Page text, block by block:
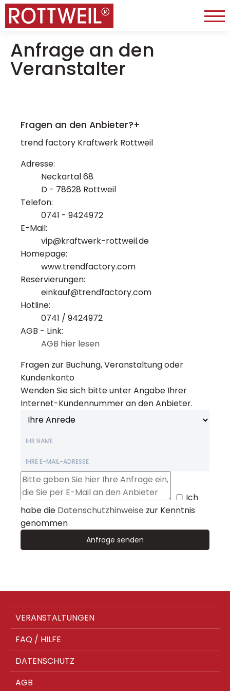
Anfrage an den
Veranstalter
Fragen an den Anbieter?+
trend factory Kraftwerk Rottweil
Adresse:
Neckartal 68
D - 78628 Rottweil
Telefon:
0741 - 9424972
E-Mail:
vip@kraftwerk-rottweil.de
Homepage:
www.trendfactory.com
Reservierungen:
einkauf@trendfactory.com
Hotline:
0741 / 9424972
AGB - Link:
AGB hier lesen
Fragen zur Buchung, Veranstaltung oder
Kundenkonto
Wenden Sie sich bitte unter Angabe Ihrer
Internet-Kundennummer an den Anbieter.
Ich
habe die Datenschutzhinweise zur Kenntnis
genommen
VERANSTALTUNGEN
FAQ / HILFE
DATENSCHUTZ
AGB